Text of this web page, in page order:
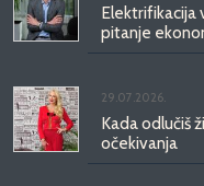
Elektrifikacija
pitanje
29.07.2026.
Kada odlučiš
očekivanja